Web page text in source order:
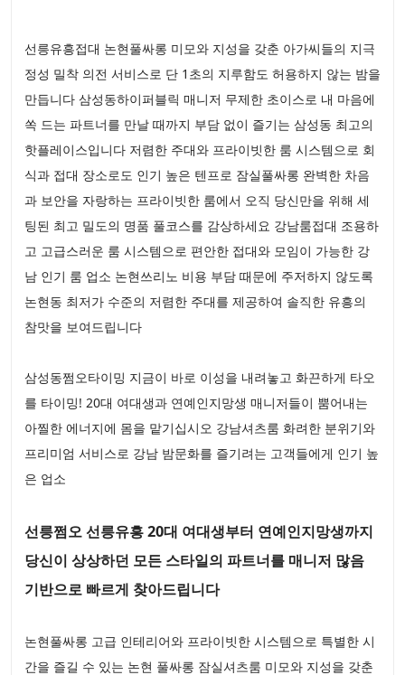
선릉유흥접대 논현풀싸롱 미모와 지성을 갖춘 아가씨들의 지극
정성 밀착 의전 서비스로 단 1초의 지루함도 허용하지 않는 밤을
만듭니다 삼성동하이퍼블릭 매니저 무제한 초이스로 내 마음에
쏙 드는 파트너를 만날 때까지 부담 없이 즐기는 삼성동 최고의
핫플레이스입니다 저렴한 주대와 프라이빗한 룸 시스템으로 회
식과 접대 장소로도 인기 높은 텐프로 잠실풀싸롱 완벽한 차음
과 보안을 자랑하는 프라이빗한 룸에서 오직 당신만을 위해 세
팅된 최고 밀도의 명품 풀코스를 감상하세요 강남룸접대 조용하
고 고급스러운 룸 시스템으로 편안한 접대와 모임이 가능한 강
남 인기 룸 업소 논현쓰리노 비용 부담 때문에 주저하지 않도록
논현동 최저가 수준의 저렴한 주대를 제공하여 솔직한 유흥의
참맛을 보여드립니다
삼성동쩜오타이밍 지금이 바로 이성을 내려놓고 화끈하게 타오
를 타이밍! 20대 여대생과 연예인지망생 매니저들이 뿜어내는
아찔한 에너지에 몸을 맡기십시오 강남셔츠룸 화려한 분위기와
프리미엄 서비스로 강남 밤문화를 즐기려는 고객들에게 인기 높
은 업소
선릉쩜오 선릉유흥 20대 여대생부터 연예인지망생까지
당신이 상상하던 모든 스타일의 파트너를 매니저 많음
기반으로 빠르게 찾아드립니다
논현풀싸롱 고급 인테리어와 프라이빗한 시스템으로 특별한 시
간을 즐길 수 있는 논현 풀싸롱 잠실셔츠룸 미모와 지성을 갖춘